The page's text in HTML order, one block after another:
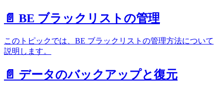
📄️ BE ブラックリストの管理
このトピックでは、BE ブラックリストの管理方法について
説明します。
📄️ データのバックアップと復元